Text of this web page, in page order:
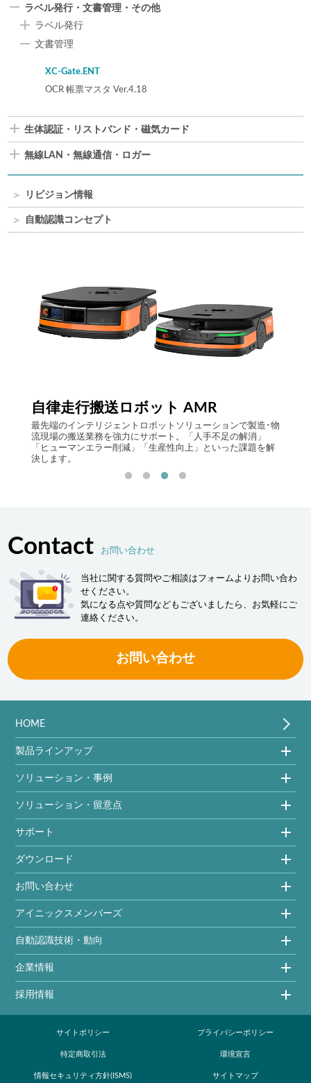
ラベル発行・文書管理・その他
ラベル発行
文書管理
XC-Gate.ENT
OCR 帳票マスタ Ver.4.18
生体認証・リストバンド・磁気カード
無線LAN・無線通信・ロガー
リビジョン情報
自動認識コンセプト
自律走行搬送ロボット AMR
最先端のインテリジェントロボットソリューションで製造･物
流現場の搬送業務を強力にサポート。「人手不足の解消」
「ヒューマンエラー削減」「生産性向上」といった課題を解
決します。
Contact お問い合わせ
当社に関する質問やご相談はフォームよりお問い合わ
せください。
気になる点や質問などもございましたら、お気軽にご
連絡ください。
お問い合わせ
HOME
製品ラインアップ
ソリューション・事例
ソリューション・留意点
サポート
ダウンロード
お問い合わせ
アイニックスメンバーズ
自動認識技術・動向
企業情報
採用情報
サイトポリシー プライバシーポリシー
特定商取引法 環境宣言
情報セキュリティ方針(ISMS) サイトマップ